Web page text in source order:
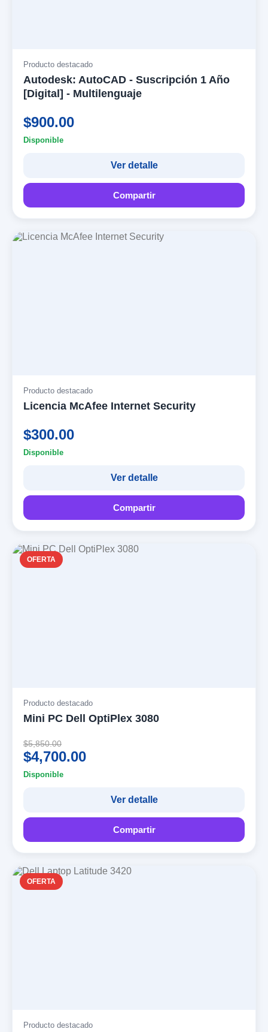
Producto destacado
Autodesk: AutoCAD - Suscripción 1 Año
[Digital] - Multilenguaje
$900.00
Disponible
Ver detalle
Compartir
Producto destacado
Licencia McAfee Internet Security
$300.00
Disponible
Ver detalle
Compartir
OFERTA
Producto destacado
Mini PC Dell OptiPlex 3080
$5,850.00
$4,700.00
Disponible
Ver detalle
Compartir
OFERTA
Producto destacado